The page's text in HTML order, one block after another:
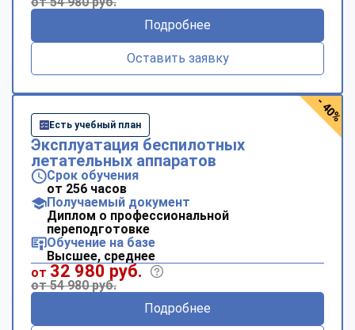
Подробнее
Оставить заявку
Есть учебный план
Эксплуатация беспилотных
летательных аппаратов
Срок обучения
от 256 часов
Получаемый документ
Диплом о профессиональной
переподготовке
Обучение на базе
Высшее, среднее
от 32 980 руб.
от 54 980 руб.
Подробнее
- 40%